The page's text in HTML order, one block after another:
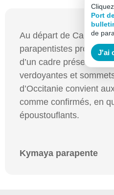
Au départ de Camurac-
parapentistes profitent
d’un cadre préservé.
verdoyantes et
d’Occitanie convient
comme confirmés, en
époustouflants.
Kymaya parapente
Port
de
J'ai